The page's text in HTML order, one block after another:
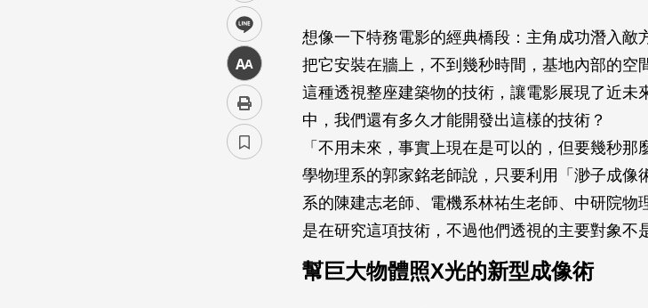
line
中
想像一下特務電影的經典橋段：主角成功潛入敵
把它安裝在牆上，不到幾秒時間，基地內部的空
這種透視整座建築物的技術，讓電影展現了近未
中，我們還有多久才能開發出這樣的技術？
「不用未來，事實上現在是可以的，但要幾秒
學物理系的郭家銘老師說，只要利用「渺子成像
系的陳建志老師、電機系林祐生老師、中研院物
是在研究這項技術，不過他們透視的主要對象不
幫巨大物體照X光的新型成像術